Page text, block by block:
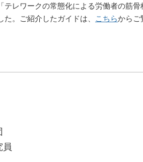
レワークの常態化による労働者の筋
。ご紹介したガイドは、
こちらからご
員